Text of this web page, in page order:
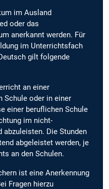
im Ausland
oder das
anerkannt werden. Für
im Unterrichtsfach
gilt folgende
an einer
Schule oder in einer
einer beruflichen Schule
im nicht-
abzuleisten. Die Stunden
abgeleistet werden, je
an den Schulen.
ist eine Anerkennung
Fragen hierzu